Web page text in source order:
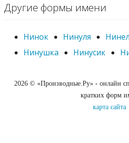
Другие формы имени
Нинок Нинуля
Нинушка
Нинусик
2026 © «Производные.Ру» - онлайн
кратких форм
карта сайта